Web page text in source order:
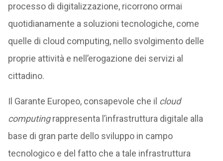
processo di digitalizzazione, ricorrono ormai
quotidianamente a soluzioni tecnologiche, come
quelle di cloud computing, nello svolgimento delle
proprie attività e nell’erogazione dei servizi al
cittadino.
Il Garante Europeo, consapevole che il cloud
computingrappresenta l’infrastruttura digitale alla
base di gran parte dello sviluppo in campo
tecnologico e del fatto che a tale infrastruttura